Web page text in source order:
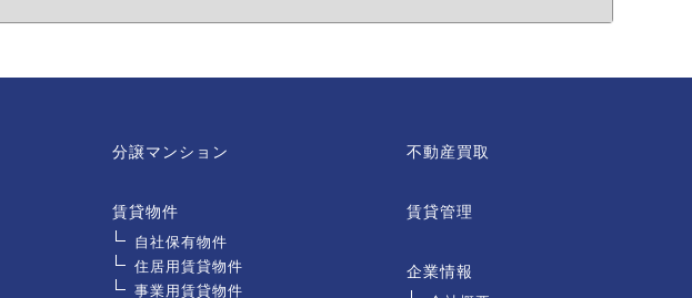
分譲マンション
賃貸物件
自社保有物件
住居用賃貸物件
事業用賃貸物件
不動産買取
賃貸管理
企業情報